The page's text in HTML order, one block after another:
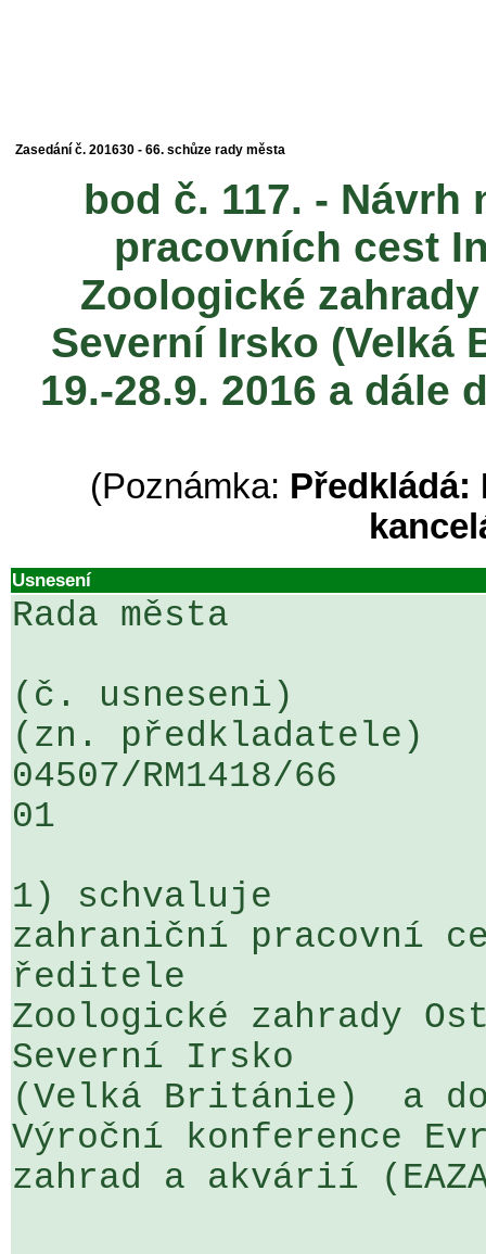
Zasedání č. 201630 - 66. schůze rady města
bod č. 117. -
pracovních cest
Zoologické
Severní Irsko (Velká
19.-28.9. 2016 a dále
(Poznámka: Předkládá:
Usnesení
Rada města
(č. usneseni)
(zn. předkladatele)
04507/RM1418/
01
1) schvaluje
zahraniční pracovní
ředitele
Zoologické zahrady
Severní Irsko
(Velká Británie)  a
Výroční konference
zahrad a akvárií